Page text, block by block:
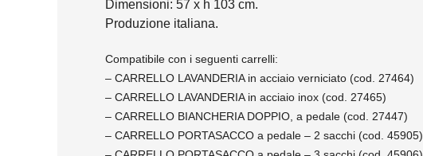
Dimensioni: 57 x h 103 cm.
Produzione italiana.
Compatibile con i seguenti carrelli:
– CARRELLO LAVANDERIA in acciaio verniciato (cod. 27464)
– CARRELLO LAVANDERIA in acciaio inox (cod. 27465)
– CARRELLO BIANCHERIA DOPPIO, a pedale (cod. 27447)
– CARRELLO PORTASACCO a pedale – 2 sacchi (cod. 45905)